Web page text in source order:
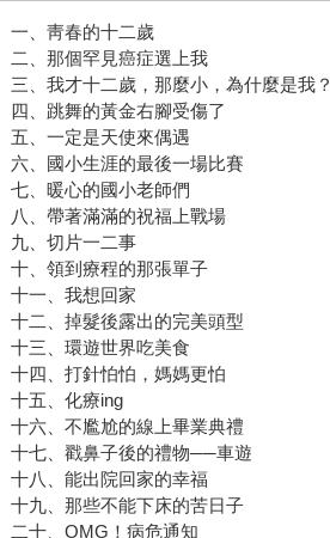
一、靑春的十二歲
二、那個罕見癌症選上我
三、我才十二歲，那麼小，為什麼是我？
四、跳舞的黃金右腳受傷了
五、一定是天使來偶遇
六、國小生涯的最後一場比賽
七、暖心的國小老師們
八、帶著滿滿的祝福上戰場
九、切片一二事
十、領到療程的那張單子
十一、我想回家
十二、掉髮後露出的完美頭型
十三、環遊世界吃美食
十四、打針怕怕，媽媽更怕
十五、化療ing
十六、不尷尬的線上畢業典禮
十七、戳鼻子後的禮物──車遊
十八、能出院回家的幸福
十九、那些不能下床的苦日子
二十、OMG！病危通知